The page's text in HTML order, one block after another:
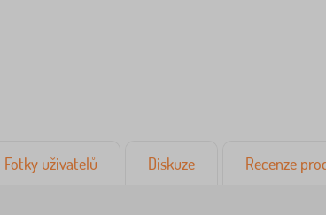
Fotky uživatelů Diskuze Recenze